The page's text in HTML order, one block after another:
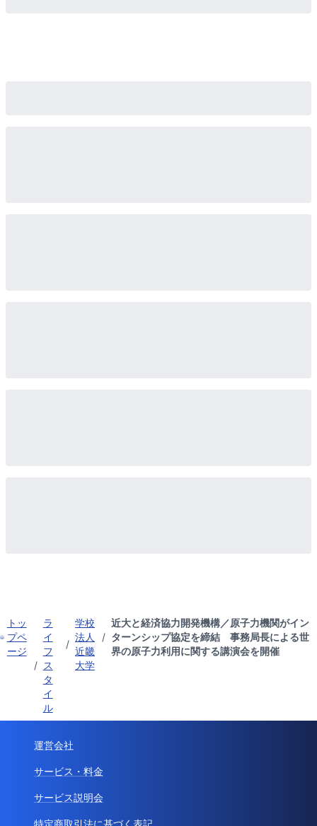
トッ
プペ
ージ
/
ラ
イ
フ
ス
タ
イ
ル
/
学校
法人
近畿
大学
/
近大と経済協力開発機構／原子力機関がイン
ターンシップ協定を締結 事務局長による世
界の原子力利用に関する講演会を開催
運営会社
サービス・料金
サービス説明会
特定商取引法に基づく表記